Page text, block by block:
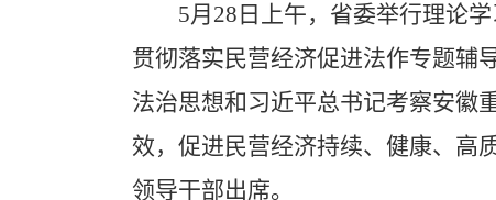
5月28日上午，省委举行理论
贯彻落实民营经济促进法作专题辅
法治思想和习近平总书记考察安徽
效，促进民营经济持续、健康、高
领导干部出席。